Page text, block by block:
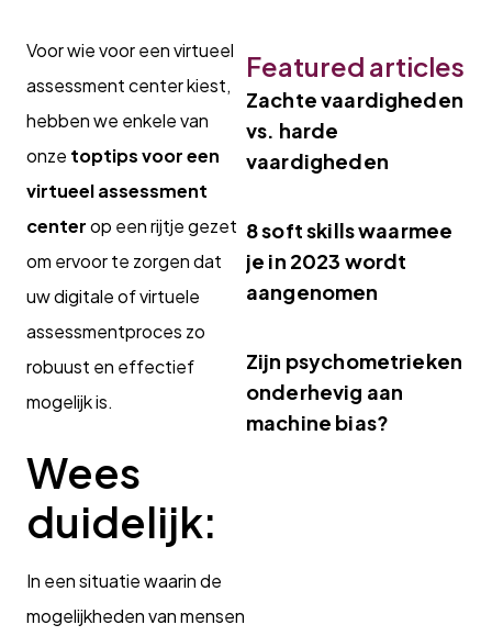
Voor wie voor een virtueel
assessment center kiest,
hebben we enkele van
onze toptips voor een
virtueel assessment
centerop een rijtje gezet
om ervoor te zorgen dat
uw digitale of virtuele
assessmentproces zo
robuust en effectief
mogelijk is.
Wees
duidelijk:
In een situatie waarin de
mogelijkheden van mensen
Featured articles
Zachte vaardigheden
vs. harde
vaardigheden
8 soft skills waarmee
je in 2023 wordt
aangenomen
Zijn psychometrieken
onderhevig aan
machine bias?